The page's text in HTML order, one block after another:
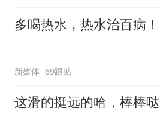
多喝热水，热水治百病！
新媒体 69跟贴
这滑的挺远的哈，棒棒哒